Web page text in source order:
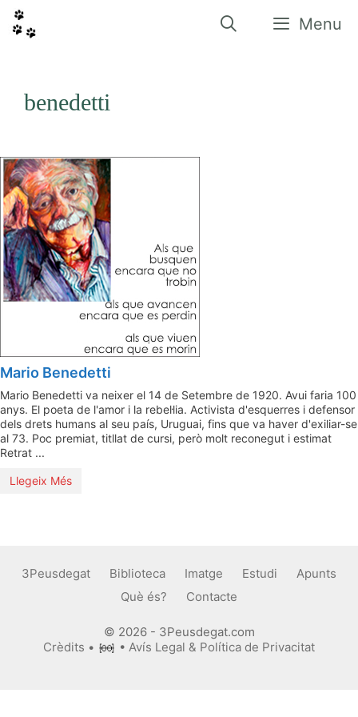
contingut
Menu
benedetti
Mario Benedetti
Mario Benedetti va neixer el 14 de Setembre de 1920. Avui faria 100
anys. El poeta de l'amor i la rebel·lia. Activista d'esquerres i defensor
dels drets humans al seu país, Uruguai, fins que va haver d'exiliar-se
al 73. Poc premiat, titllat de cursi, però molt reconegut i estimat
Retrat ...
Llegeix Més
3Peusdegat Biblioteca Imatge Estudi
Apunts
Què és?
Contacte
© 2026 - 3Peusdegat.com
Crèdits • •Avís Legal & Política de Privacitat